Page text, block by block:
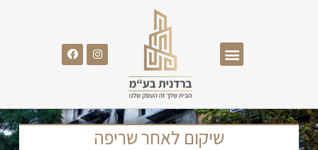
שיקום לאחר שריפה